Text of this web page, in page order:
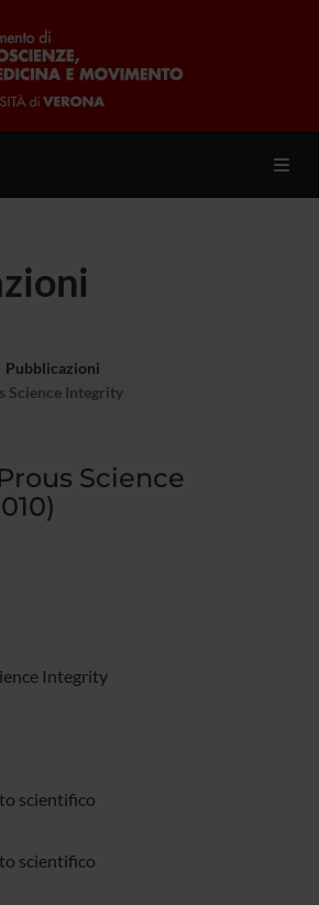
Pubblicazioni
Science Integrity
Science
Integrity
scientifico
scientifico